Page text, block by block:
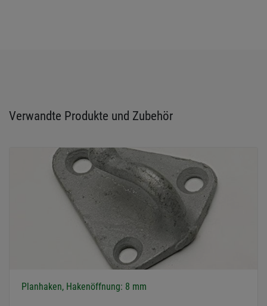
Verwandte Produkte und Zubehör
Planhaken, Hakenöffnung: 8 mm